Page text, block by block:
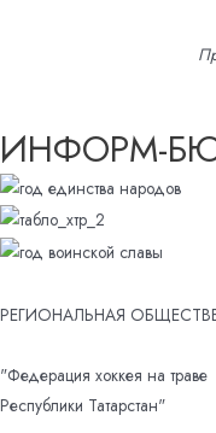
ИНФОРМ-
РЕГИОНАЛЬНАЯ
"Федерация хоккея на траве
Республики Татарстан"